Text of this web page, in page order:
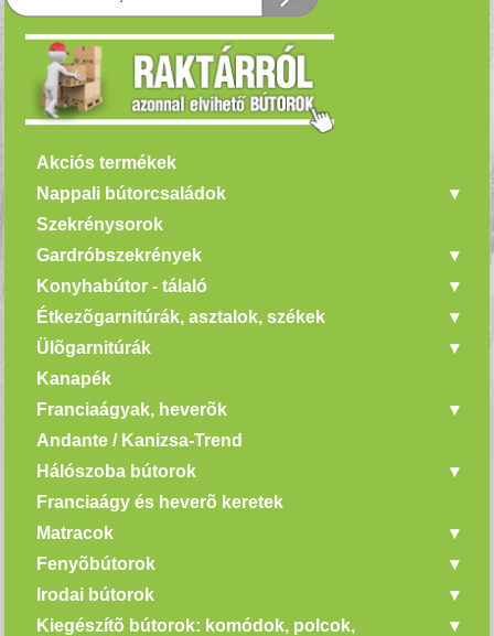
Akciós termékek
Nappali bútorcsaládok
Szekrénysorok
Gardróbszekrények
Konyhabútor - tálaló
Étkezõgarnitúrák, asztalok, székek
Ülõgarnitúrák
Kanapék
Franciaágyak, heverõk
Andante / Kanizsa-Trend
Hálószoba bútorok
Franciaágy és heverõ keretek
Matracok
Fenyõbútorok
Irodai bútorok
Kiegészítõ bútorok: komódok, polcok,